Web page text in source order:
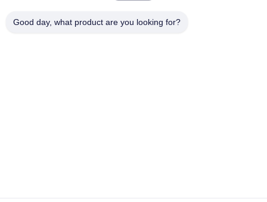
Rating 16000kgs Customized OEM Ideal untuk tugas berat
Good day, what product are you looking for?